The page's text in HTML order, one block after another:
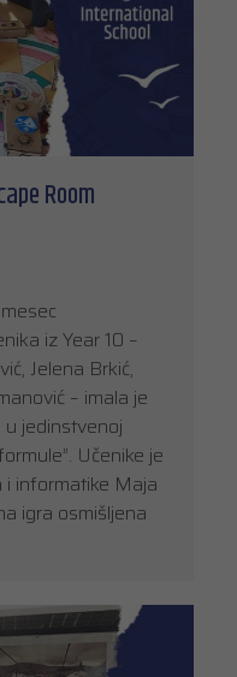
Room
iz Year 10 –
Jelena Brkić,
– imala je
jedinstvenoj
Učenike je
informatike Maja
igra osmišljena